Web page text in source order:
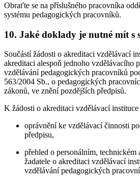
Obraťte se na příslušného pracovníka
systému pedagogických pracovníků.
10. Jaké doklady je nutné mít s
Součástí žádosti o akreditaci vzdělávací
akreditaci alespoň jednoho vzdělávacího
vzdělávání pedagogických pracovníků
563/2004 Sb., o pedagogických
zákonů, ve znění pozdějších předpisů.
K žádosti o akreditaci vzdělávací
oprávnění ke vzdělávací činnosti
předpisu,
přehled o personálním,
žadatele o akreditaci vzdělávací
vzdělávání pedagogických